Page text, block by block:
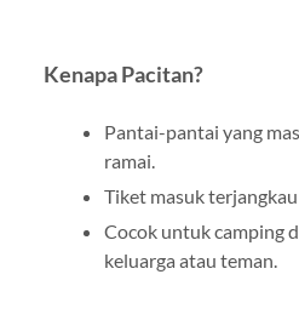
Kenapa Pacitan?
Pantai-pantai yang
ramai.
Tiket masuk terjangkau
Cocok untuk camping
keluarga atau teman.